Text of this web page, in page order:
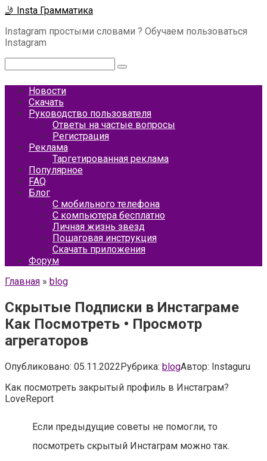
Перейти
контенту
🤳 Insta Грамматика
Instagram простыми словами ? Обучаем пользоваться
Instagram
Новости
Скачать
Руководство пользователя
Ответы на частые вопросы
Регистрация
Реклама
Таргетированная реклама
Популярное
FAQ
Блог
С мобильного телефона
С компьютера бесплатно
Личная жизнь звезд
Пошаговая инструкция
Скачать приложения
Форум
Главная » blog
Скрытые Подписки в Инстаграме
Как Посмотреть • Просмотр
агрегаторов
Опубликовано: 05.11.2022Рубрика: blogАвтор: Instaguru
Как посмотреть закрытый профиль в Инстаграм?
LoveReport
Если предыдущие советы не помогли, то
посмотреть скрытый Инстаграм можно так.